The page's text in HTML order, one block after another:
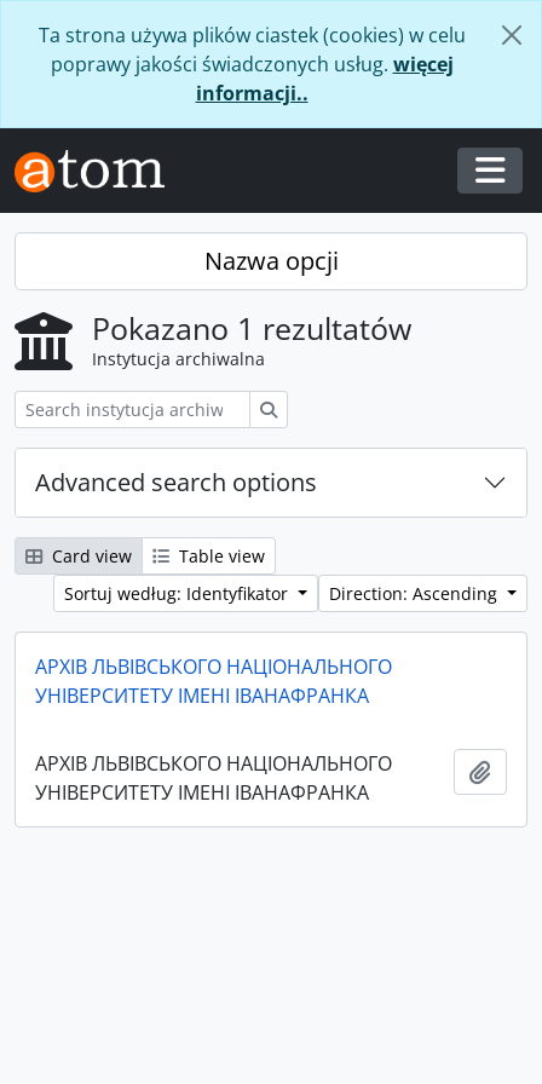
Ta strona używa plików ciastek (cookies) w celu
poprawy jakości świadczonych usług. więcej
informacji..
Nazwa opcji
Pokazano 1 rezultatów
Instytucja archiwalna
Advanced search options
Card view
Table view
Sortuj według: Identyfikator
Direction: Ascending
АРХІВ ЛЬВІВСЬКОГО НАЦІОНАЛЬНОГО
УНІВЕРСИТЕТУ ІМЕНІ ІВАНАФРАНКА
АРХІВ ЛЬВІВСЬКОГО НАЦІОНАЛЬНОГО
УНІВЕРСИТЕТУ ІМЕНІ ІВАНАФРАНКА